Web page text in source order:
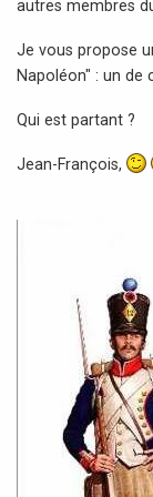
g
autres membres
Je vous propose
Napoléon" : un de
Qui est partant ?
Jean-François,